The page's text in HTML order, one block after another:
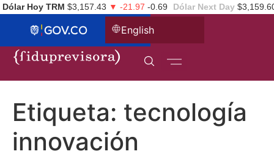
Dólar Hoy TRM $3,157.43 ▼ -21.97 -0.69 Dólar Next Day
English
Etiqueta: tecnología
innovación